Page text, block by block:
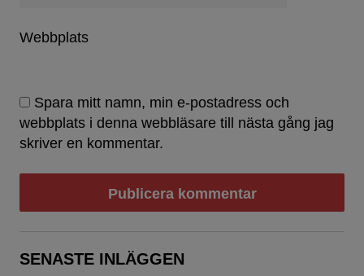
Webbplats
Spara mitt namn, min e-postadress och
webbplats i denna webbläsare till nästa gång jag
skriver en kommentar.
SENASTE INLÄGGEN